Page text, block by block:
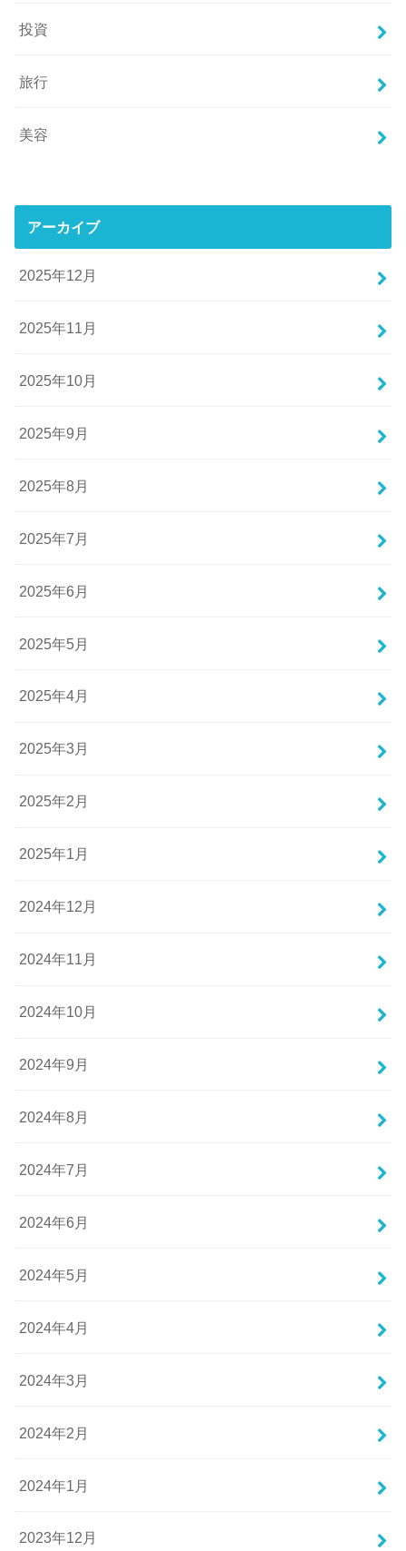
投資
旅行
美容
アーカイブ
2025年12月
2025年11月
2025年10月
2025年9月
2025年8月
2025年7月
2025年6月
2025年5月
2025年4月
2025年3月
2025年2月
2025年1月
2024年12月
2024年11月
2024年10月
2024年9月
2024年8月
2024年7月
2024年6月
2024年5月
2024年4月
2024年3月
2024年2月
2024年1月
2023年12月